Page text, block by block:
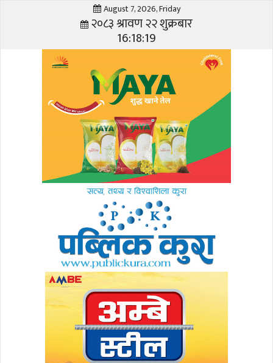
August 7, 2026, Friday
२०८३ श्रावण २२ शुक्रबार
16:18:19